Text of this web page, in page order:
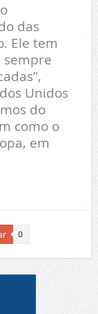
das
Ele tem
sempre
Unidos
do
como o
em
0